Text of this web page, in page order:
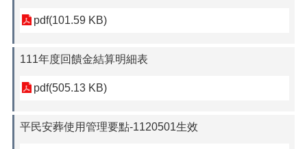
pdf(101.59 KB)
111年度回饋金結算明細表
pdf(505.13 KB)
平民安葬使用管理要點-1120501生效